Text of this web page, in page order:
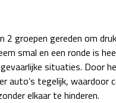
2 groepen gereden om
smal en een ronde is
situaties. Door
auto’s tegelijk, waardoor
elkaar te hinderen.